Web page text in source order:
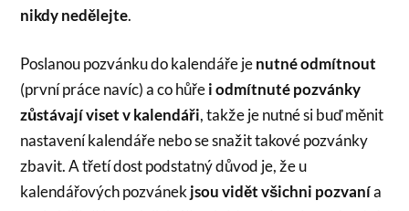
nikdy nedělejte.
Poslanou pozvánku do kalendáře jenutné odmítnout
(první práce navíc) a co hůřei odmítnuté pozvánky
zůstávají viset v kalendáři, takže je nutné si buď měnit
nastavení kalendáře nebo se snažit takové pozvánky
zbavit. A třetí dost podstatný důvod je, že u
kalendářových pozvánekjsou vidět všichni pozvanía